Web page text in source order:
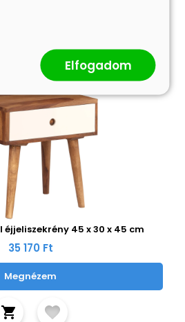
45 x 30 x 45 cm
35 170 Ft
Megnézem
Elfogadom